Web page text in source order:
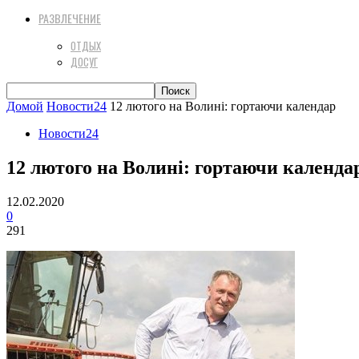
РАЗВЛЕЧЕНИЕ
ОТДЫХ
ДОСУГ
Домой Новости24 12 лютого на Волині: гортаючи календар
Новости24
12 лютого на Волині: гортаючи
12.02.2020
0
291